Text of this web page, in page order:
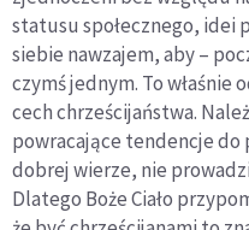
statusu społecznego, idei
siebie nawzajem, aby –
czymś jednym. To właśnie
cech chrześcijaństwa.
powracające tendencje
dobrej wierze, nie
Dlatego Boże Ciało